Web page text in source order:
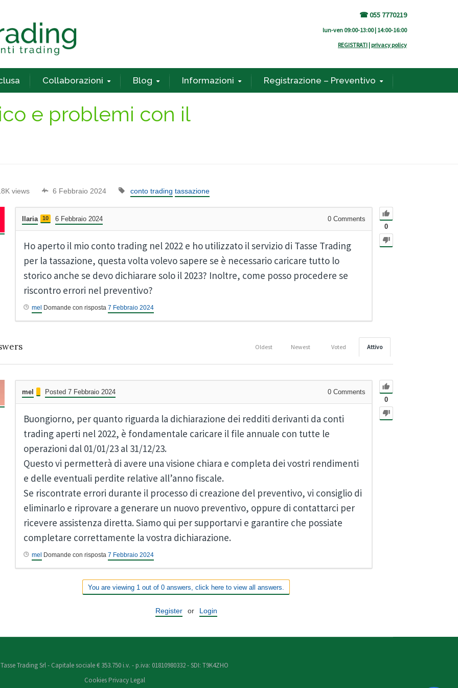
☎ 055 7770219
lun-ven 09:00-13:00 | 14:00-16:00
REGISTRATI | privacy policy
Collaborazioni Blog Informazioni Registrazione – Preventivo
e problemi con il
views 6 Febbraio 2024 conto trading tassazione
0
Ilaria 10 6 Febbraio 2024 0 Comments
Ho aperto il mio conto trading nel 2022 e ho utilizzato il servizio di Tasse Trading
per la tassazione, questa volta volevo sapere se è necessario caricare tutto lo
storico anche se devo dichiarare solo il 2023? Inoltre, come posso procedere se
riscontro errori nel preventivo?
mel Domande con risposta 7 Febbraio 2024
Attivo
Voted
Newest
Oldest
0
mel Posted 7 Febbraio 2024 0 Comments
Buongiorno, per quanto riguarda la dichiarazione dei redditi derivanti da conti
trading aperti nel 2022, è fondamentale caricare il file annuale con tutte le
operazioni dal 01/01/23 al 31/12/23.
Questo vi permetterà di avere una visione chiara e completa dei vostri rendimenti
e delle eventuali perdite relative all’anno fiscale.
Se riscontrate errori durante il processo di creazione del preventivo, vi consiglio di
eliminarlo e riprovare a generare un nuovo preventivo, oppure di contattarci per
ricevere assistenza diretta. Siamo qui per supportarvi e garantire che possiate
completare correttamente la vostra dichiarazione.
mel Domande con risposta 7 Febbraio 2024
You are viewing 1 out of 0 answers, click here to view all answers.
Register or Login
Tasse Trading Srl - Capitale sociale € 353.750 i.v. - p.iva: 01810980332 - SDI: T9K4ZHO
Cookies Privacy Legal